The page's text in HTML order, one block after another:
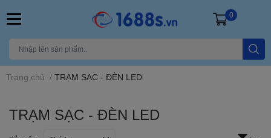
0
Trang chủ / TRẠM SẠC - ĐÈN LED
TRẠM SẠC - ĐÈN LED